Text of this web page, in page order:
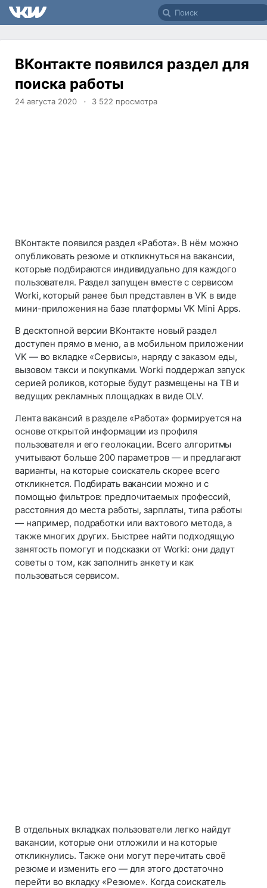
ВКонтакте появился раздел для
поиска работы
24 августа 2020 3 522 просмотра
ВКонтакте появился раздел «Работа». В нём можно
опубликовать резюме и откликнуться на вакансии,
которые подбираются индивидуально для каждого
пользователя. Раздел запущен вместе с сервисом
Worki, который ранее был представлен в VK в виде
мини-приложения на базе платформы VK Mini Apps.
В десктопной версии ВКонтакте новый раздел
доступен прямо в меню, а в мобильном приложении
VK — во вкладке «Сервисы», наряду с заказом еды,
вызовом такси и покупками. Worki поддержал запуск
серией роликов, которые будут размещены на ТВ и
ведущих рекламных площадках в виде OLV.
Лента вакансий в разделе «Работа» формируется на
основе открытой информации из профиля
пользователя и его геолокации. Всего алгоритмы
учитывают больше 200 параметров — и предлагают
варианты, на которые соискатель скорее всего
откликнется. Подбирать вакансии можно и с
помощью фильтров: предпочитаемых профессий,
расстояния до места работы, зарплаты, типа работы
— например, подработки или вахтового метода, а
также многих других. Быстрее найти подходящую
занятость помогут и подсказки от Worki: они дадут
советы о том, как заполнить анкету и как
пользоваться сервисом.
В отдельных вкладках пользователи легко найдут
вакансии, которые они отложили и на которые
откликнулись. Также они могут перечитать своё
резюме и изменить его — для этого достаточно
перейти во вкладку «Резюме». Когда соискатель